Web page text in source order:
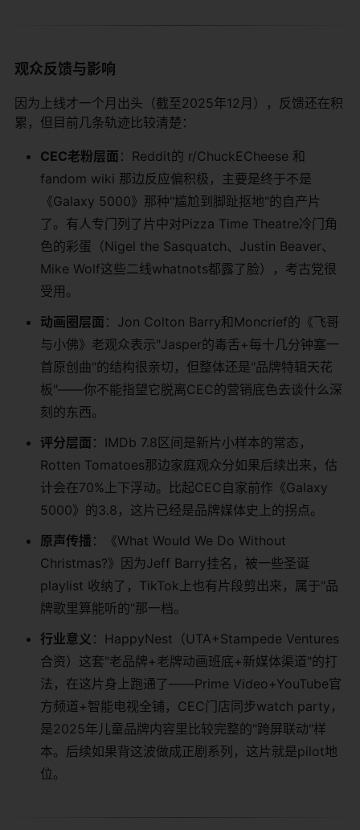
观众反馈与影响
因为上线才一个月出头（截至2025年12月），反馈还在积
累，但目前几条轨迹比较清楚：
CEC老粉层面 ：Reddit的 r/ChuckECheese 和
fandom wiki 那边反应偏积极，主要是终于不是
《Galaxy 5000》那种"尴尬到脚趾抠地"的自产片
了。有人专门列了片中对Pizza Time Theatre冷门角
色的彩蛋（Nigel the Sasquatch、Justin Beaver、
Mike Wolf这些二线whatnots都露了脸），考古党很
受用。
动画圈层面 ：Jon Colton Barry和Moncrief的《飞哥
与小佛》老观众表示"Jasper的毒舌+每十几分钟塞一
首原创曲"的结构很亲切，但整体还是"品牌特辑天花
板"——你不能指望它脱离CEC的营销底色去谈什么深
刻的东西。
评分层面 ：IMDb 7.8区间是新片小样本的常态，
Rotten Tomatoes那边家庭观众分如果后续出来，估
计会在70%上下浮动。比起CEC自家前作《Galaxy
5000》的3.8，这片已经是品牌媒体史上的拐点。
原声传播 ：《What Would We Do Without
Christmas?》因为Jeff Barry挂名，被一些圣诞
playlist 收纳了，TikTok上也有片段剪出来，属于"品
牌歌里算能听的"那一档。
行业意义 ：HappyNest（UTA+Stampede Ventures
合资）这套"老品牌+老牌动画班底+新媒体渠道"的打
法，在这片身上跑通了——Prime Video+YouTube官
方频道+智能电视全铺，CEC门店同步watch party，
是2025年儿童品牌内容里比较完整的"跨屏联动"样
本。后续如果背这波做成正剧系列，这片就是pilot地
位。